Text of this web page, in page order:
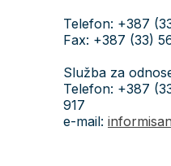
Telefon: +387
Fax: +387 (33)
Služba za
Telefon: +387
917
e-mail: